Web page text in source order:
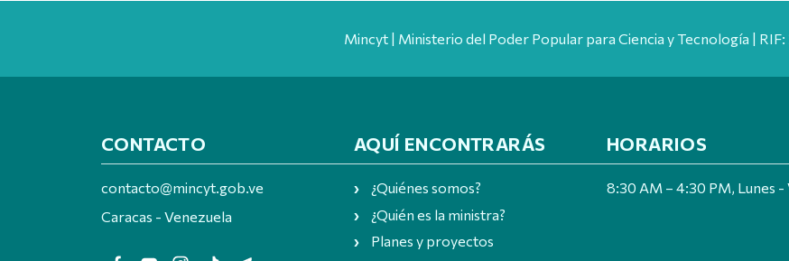
Mincyt | Ministerio del Poder Popular para Ciencia y Tecnología |
CONTACTO
contacto@mincyt.gob.ve
Caracas - Venezuela
AQUÍ ENCONTRARÁS
¿Quiénes somos?
¿Quién es la ministra?
Planes y proyectos
HORARIOS
8:30 AM – 4:30 PM, Lunes -